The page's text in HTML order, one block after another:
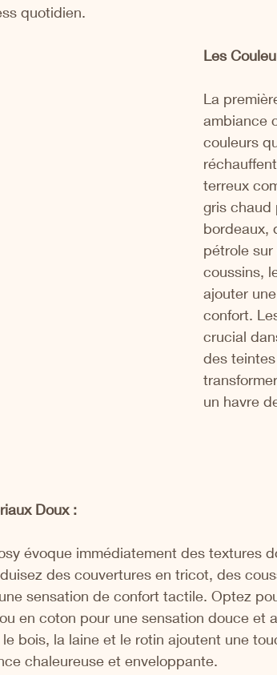
quotidien.
Les
La
ambiance
couleurs
terreux
gris chaud
bordeaux,
pétrole
coussins,
ajouter
confort.
crucial
des
un havre
Doux :
évoque immédiatement des textures
des couvertures en tricot, des
sensation de confort tactile. Optez
en coton pour une sensation douce et
bois, la laine et le rotin ajoutent une
chaleureuse et enveloppante.